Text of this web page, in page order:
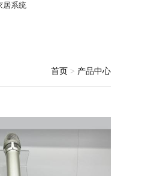
居系统
首页 > 产品中心